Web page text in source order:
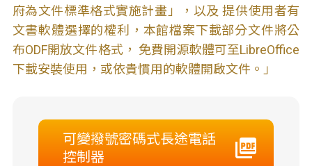
府為文件標準格式實施計畫」，以及 提供使用者有
文書軟體選擇的權利，本館檔案下載部分文件將公
布ODF開放文件格式， 免費開源軟體可至LibreOffice
下載安裝使用，或依貴慣用的軟體開啟文件。」
可變撥號密碼式長途電話
控制器